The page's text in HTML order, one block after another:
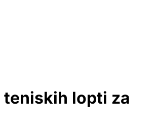
lopti za